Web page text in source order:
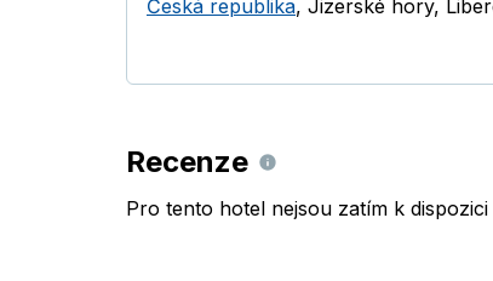
Česká republika, Jizerské hory,
Recenze
Pro tento hotel nejsou zatím k